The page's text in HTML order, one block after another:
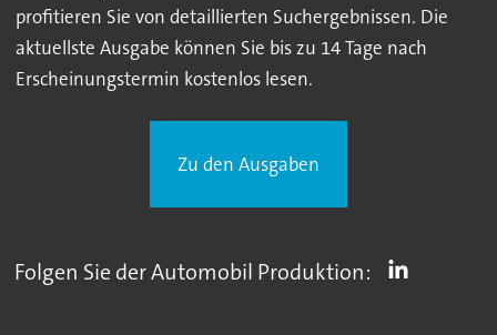
profitieren Sie von detaillierten Suchergebnissen. Die
aktuellste Ausgabe können Sie bis zu 14 Tage nach
Erscheinungstermin kostenlos lesen.
Zu den Ausgaben
Folgen Sie der Automobil Produktion: